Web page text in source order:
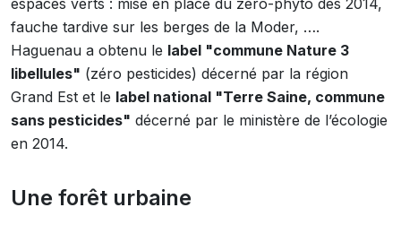
fauche tardive sur les berges de la Moder, ….
Haguenau a obtenu le label "commune Nature 3
libellules" (zéro pesticides) décerné par la région
Grand Est et le label national "Terre Saine, commune
sans pesticides" décerné par le ministère de l’écologie
en 2014.
Une forêt urbaine